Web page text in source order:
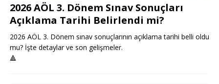
2026 AÖL 3. Dönem Sınav Sonuçları
Açıklama Tarihi Belirlendi mi?
2026 AÖL 3. Dönem sınav sonuçlarının açıklama tarihi belli oldu
mu? İşte detaylar ve son gelişmeler.
🔺